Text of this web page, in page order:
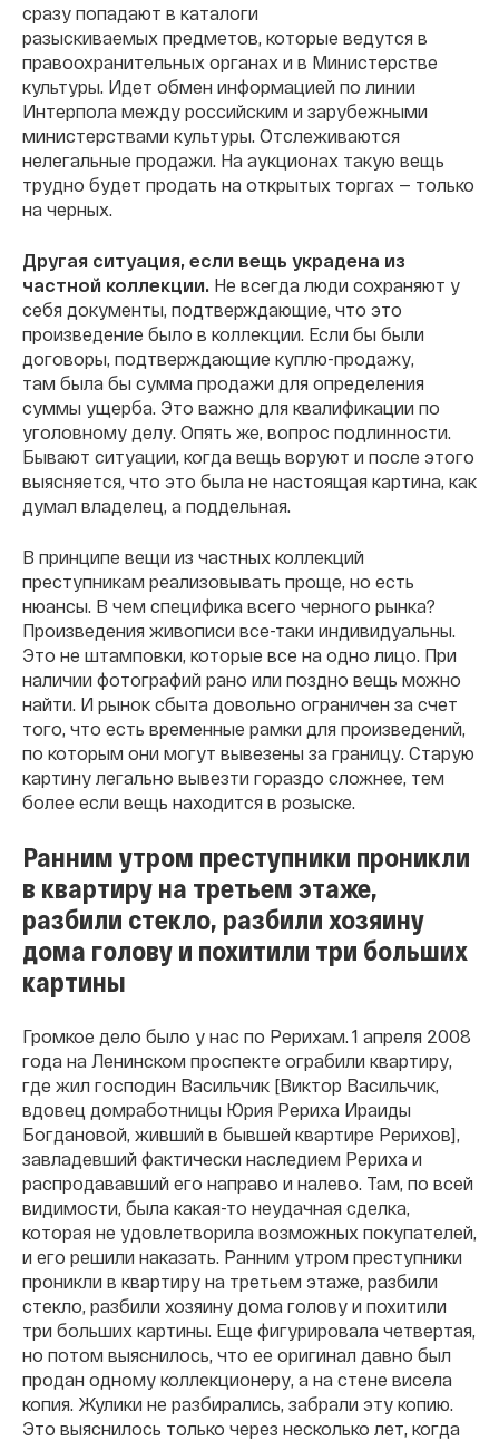
сразу попадают в каталоги
разыскиваемых предметов, которые ведутся в
правоохранительных органах и в Министерстве
культуры. Идет обмен информацией по линии
Интерпола между российским и зарубежными
министерствами культуры. Отслеживаются
нелегальные продажи. На аукционах такую вещь
трудно будет продать на открытых торгах — только
на черных.
Другая ситуация, если вещь украдена из
частной коллекции. Не всегда люди сохраняют у
себя документы, подтверждающие, что это
произведение было в коллекции. Если бы были
договоры, подтверждающие куплю-продажу,
там была бы сумма продажи для определения
суммы ущерба. Это важно для квалификации по
уголовному делу. Опять же, вопрос подлинности.
Бывают ситуации, когда вещь воруют и после этого
выясняется, что это была не настоящая картина, как
думал владелец, а поддельная.
В принципе вещи из частных коллекций
преступникам реализовывать проще, но есть
нюансы. В чем специфика всего черного рынка?
Произведения живописи все-таки индивидуальны.
Это не штамповки, которые все на одно лицо. При
наличии фотографий рано или поздно вещь можно
найти. И рынок сбыта довольно ограничен за счет
того, что есть временные рамки для произведений,
по которым они могут вывезены за границу. Старую
картину легально вывезти гораздо сложнее, тем
более если вещь находится в розыске.
Ранним утром преступники проникли
в квартиру на третьем этаже,
разбили стекло, разбили хозяину
дома голову и похитили три больших
картины
Громкое дело было у нас по Рерихам. 1 апреля 2008
года на Ленинском проспекте ограбили квартиру,
где жил господин Васильчик [Виктор Васильчик,
вдовец домработницы Юрия Рериха Ираиды
Богдановой, живший в бывшей квартире Рерихов],
завладевший фактически наследием Рериха и
распродававший его направо и налево. Там, по всей
видимости, была какая-то неудачная сделка,
которая не удовлетворила возможных покупателей,
и его решили наказать. Ранним утром преступники
проникли в квартиру на третьем этаже, разбили
стекло, разбили хозяину дома голову и похитили
три больших картины. Еще фигурировала четвертая,
но потом выяснилось, что ее оригинал давно был
продан одному коллекционеру, а на стене висела
копия. Жулики не разбирались, забрали эту копию.
Это выяснилось только через несколько лет, когда